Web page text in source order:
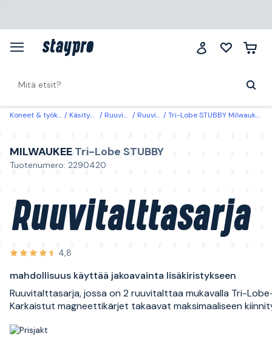
Koneet & työkalut Käsityökalut Ruuvimeisselit Ruuvimeisselisetit Tri-Lobe STUBBY Milwaukee Ruuvitalttasarja mahdollisuus käyttää jakoavainta lisäkiristykseen
MILWAUKEE Tri-Lobe STUBBY
Tuotenumero: 2290420
Ruuvitalttasarja
4,8
mahdollisuus käyttää jakoavainta lisäkiristykseen
Ruuvitalttasarja, jossa on 2 ruuvitalttaa mukavalla Tri-
Karkaistut magneettikärjet takaavat maksimaaliseen